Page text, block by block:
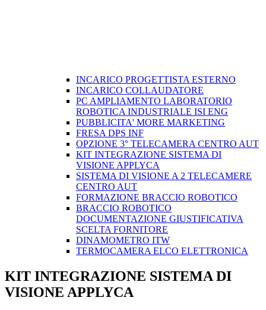
INCARICO PROGETTISTA ESTERNO
INCARICO COLLAUDATORE
PC AMPLIAMENTO LABORATORIO
ROBOTICA INDUSTRIALE ISI ENG
PUBBLICITA' MORE MARKETING
FRESA DPS INF
OPZIONE 3° TELECAMERA CENTRO AUT
KIT INTEGRAZIONE SISTEMA DI
VISIONE APPLYCA
SISTEMA DI VISIONE A 2 TELECAMERE
CENTRO AUT
FORMAZIONE BRACCIO ROBOTICO
BRACCIO ROBOTICO
DOCUMENTAZIONE GIUSTIFICATIVA
SCELTA FORNITORE
DINAMOMETRO ITW
TERMOCAMERA ELCO ELETTRONICA
KIT INTEGRAZIONE SISTEMA DI
VISIONE APPLYCA